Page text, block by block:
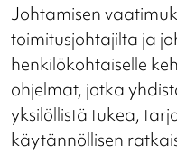
Johtamisen
toimitusjohtajilta ja
henkilökohtaiselle
ohjelmat, jotka
yksilöllistä tukea,
käytännöllisen